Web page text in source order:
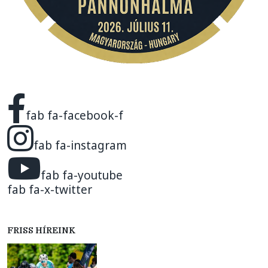
fab fa-facebook-f
fab fa-instagram
fab fa-youtube
fab fa-x-twitter
FRISS HÍREINK